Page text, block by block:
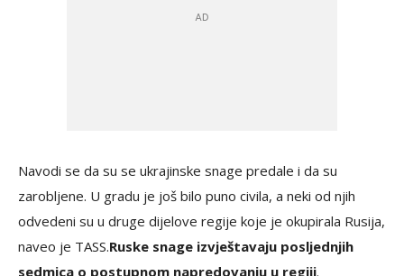
Navodi se da su se ukrajinske snage predale i da su
zarobljene. U gradu je još bilo puno civila, a neki od njih
odvedeni su u druge dijelove regije koje je okupirala Rusija,
naveo je TASS.Ruske snage izvještavaju posljednjih
sedmica o postupnom napredovanju u regiji.